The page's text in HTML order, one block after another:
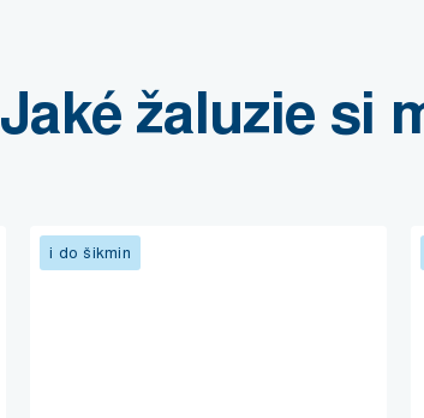
Jaké žaluzie si
i do šikmin